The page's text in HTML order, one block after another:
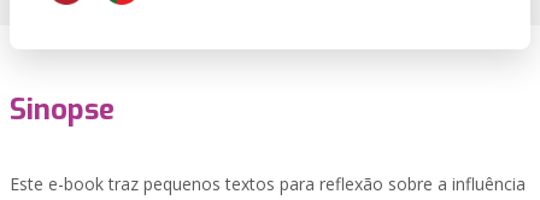
Sinopse
Este e-book traz pequenos textos para reflexão sobre a influência